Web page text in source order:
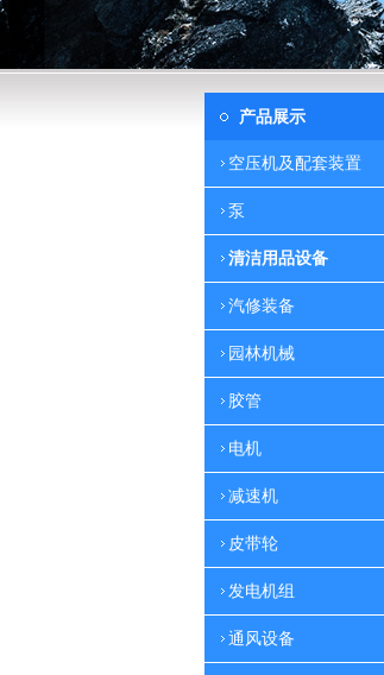
产品展示
空压机及配套装置
泵
清洁用品设备
汽修装备
园林机械
胶管
电机
减速机
皮带轮
发电机组
通风设备